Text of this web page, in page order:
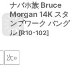
ナバホ族 Bruce
Morgan 14K スタ
ンプワーク バング
ル [R10-102]
次»